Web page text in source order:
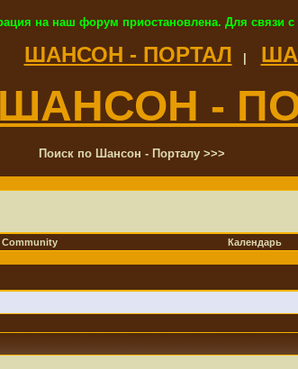
на наш форум приостановлена. Для связи
ШАНСОН - ПОРТАЛ
ШАНСОН -
Поиск по Шансон - Порталу >>>
Community Календарь